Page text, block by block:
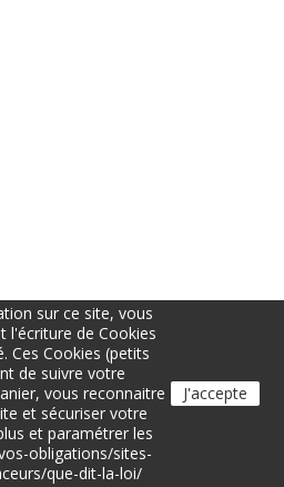
sur ce site, vous
l'écriture de Cookies
Ces Cookies (petits
de suivre votre
vous reconnaitre
et sécuriser votre
et paramétrer les
obligations/sites-
que-dit-la-loi/
J'accepte